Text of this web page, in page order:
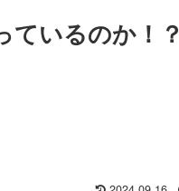
ているのか！？